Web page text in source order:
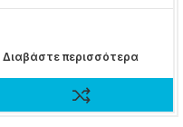
Διαβάστε περισσότερα